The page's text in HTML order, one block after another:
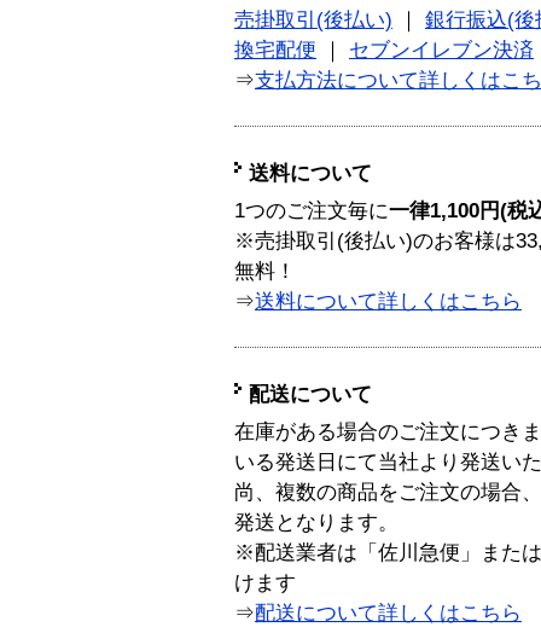
売掛取引(後払い)
銀行振込(後
換宅配便
セブンイレブン決済
⇒支払方法について詳しくはこ
送料について
1つのご注文毎に一律1,100円(税
※売掛取引(後払い)のお客様は
無料！
⇒送料について詳しくはこちら
配送について
在庫がある場合のご注文につき
いる発送日にて当社より発送い
尚、複数の商品をご注文の場合
発送となります。
※配送業者は「佐川急便」また
けます
⇒配送について詳しくはこちら